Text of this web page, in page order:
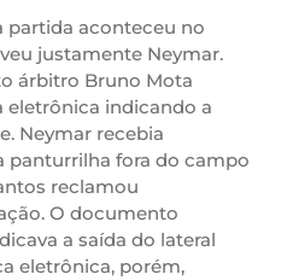
partida aconteceu no
justamente Neymar.
árbitro Bruno Mota
eletrônica indicando a
Neymar recebia
fora do campo
reclamou
O documento
a saída do lateral
eletrônica, porém,